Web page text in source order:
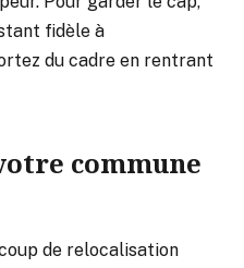
fidèle à
du cadre en rentrant
commune
de relocalisation